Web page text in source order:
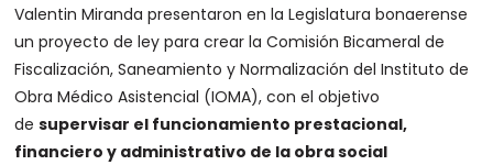
Valentin Miranda presentaron en la Legislatura bonaerense
un proyecto de ley para crear la Comisión Bicameral de
Fiscalización, Saneamiento y Normalización del Instituto de
Obra Médico Asistencial (IOMA), con el objetivo
desupervisar el funcionamiento prestacional,
financiero y administrativo de la obra social